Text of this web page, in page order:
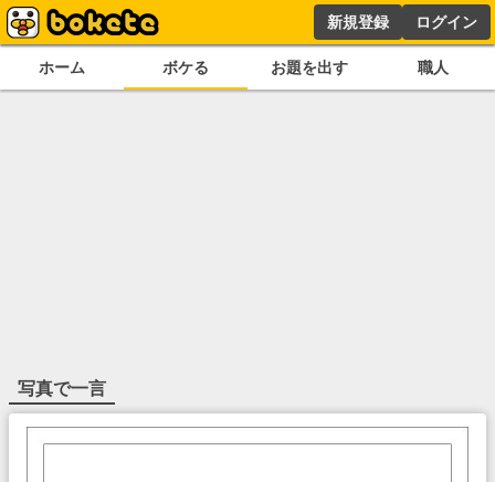
新規登録 ログイン
ホーム ボケる お題を出す 職人
写真で一言